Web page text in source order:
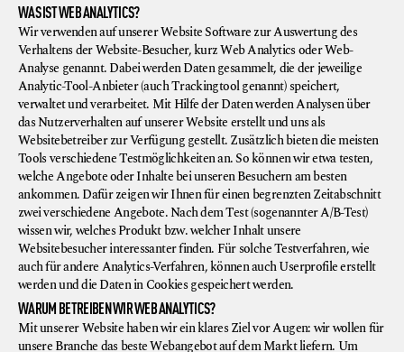
WAS IST WEB ANALYTICS?
Wir verwenden auf unserer Website Software zur Auswertung des
Verhaltens der Website-Besucher, kurz Web Analytics oder Web-
Analyse genannt. Dabei werden Daten gesammelt, die der jeweilige
Analytic-Tool-Anbieter (auch Trackingtool genannt) speichert,
verwaltet und verarbeitet. Mit Hilfe der Daten werden Analysen über
das Nutzerverhalten auf unserer Website erstellt und uns als
Websitebetreiber zur Verfügung gestellt. Zusätzlich bieten die meisten
Tools verschiedene Testmöglichkeiten an. So können wir etwa testen,
welche Angebote oder Inhalte bei unseren Besuchern am besten
ankommen. Dafür zeigen wir Ihnen für einen begrenzten Zeitabschnitt
zwei verschiedene Angebote. Nach dem Test (sogenannter A/B-Test)
wissen wir, welches Produkt bzw. welcher Inhalt unsere
Websitebesucher interessanter finden. Für solche Testverfahren, wie
auch für andere Analytics-Verfahren, können auch Userprofile erstellt
werden und die Daten in Cookies gespeichert werden.
WARUM BETREIBEN WIR WEB ANALYTICS?
Mit unserer Website haben wir ein klares Ziel vor Augen: wir wollen für
unsere Branche das beste Webangebot auf dem Markt liefern. Um